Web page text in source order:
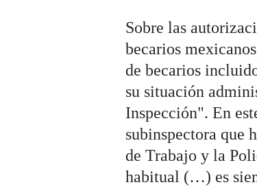
Sobre las
becarios
de becarios
su situación
Inspección". En
subinspectora que
de Trabajo y la
habitual (…) es